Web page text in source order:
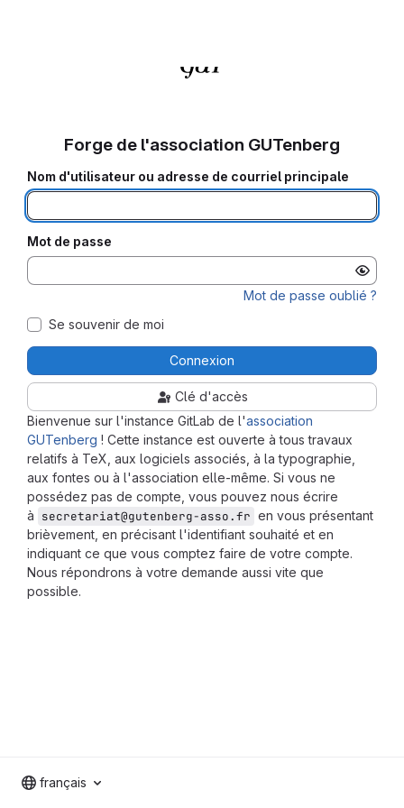
Bienvenue sur l'instance GitLab de l'association
GUTenberg ! Cette instance est ouverte à tous travaux
relatifs à TeX, aux logiciels associés, à la typographie,
aux fontes ou à l'association elle-même. Si vous ne
possédez pas de compte, vous pouvez nous écrire
à secretariat@gutenberg-asso.fr en vous présentant
brièvement, en précisant l'identifiant souhaité et en
indiquant ce que vous comptez faire de votre compte.
Nous répondrons à votre demande aussi vite que
possible.
Forge de l'association GUTenberg
Nom d'utilisateur ou adresse de courriel principale
Mot de passe
Mot de passe oublié ?
Se souvenir de moi
Connexion
Clé d'accès
français